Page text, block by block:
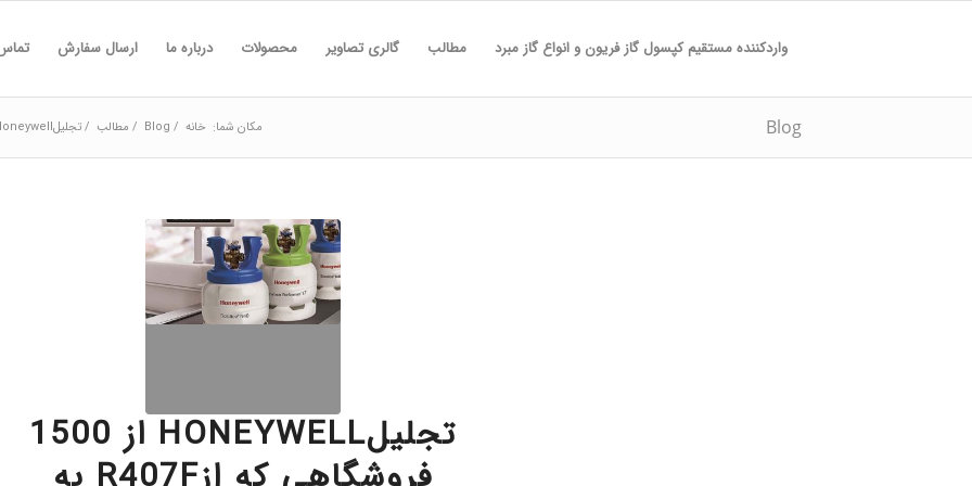
واردکننده مستقیم کپسول گاز فریون و انواع گاز مبرد مطالب گالری تصاویر محصولات درباره ما ارسال سفارش
Blog مکان شما: خانه /
Blog
/ مطالب /تجلیلHoneywell از 1500 فروشگاهی که ازR407F به جای R404A استفاده میکنند....
تجلیلHONEYWELL از 1500